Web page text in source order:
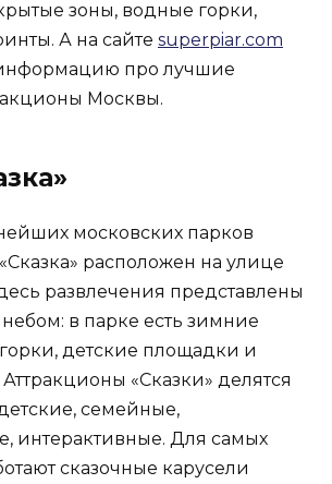
зоны, водные горки,
А на сайте superpiar.com
про лучшие
Москвы.
московских парков
расположен на улице
развлечения представлены
в парке есть зимние
детские площадки и
«Сказки» делятся
семейные,
интерактивные. Для самых
сказочные карусели